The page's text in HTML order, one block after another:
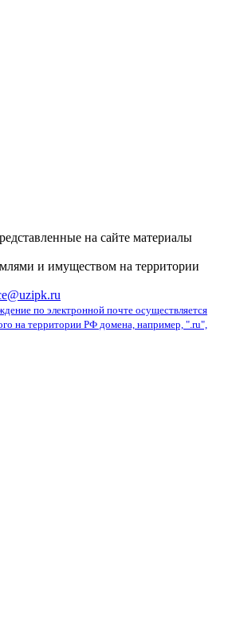
на сайте материалы
и имуществом на территории
по электронной почте осуществляется
на территории РФ домена, например, ".ru",